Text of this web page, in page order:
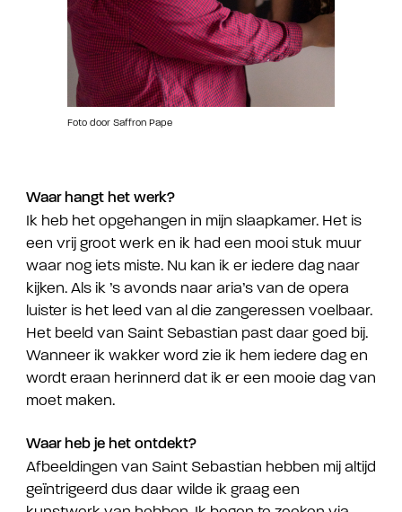
Foto door Saffron Pape
Waar hangt het werk?
Ik heb het opgehangen in mijn slaapkamer. Het is
een vrij groot werk en ik had een mooi stuk muur
waar nog iets miste. Nu kan ik er iedere dag naar
kijken. Als ik ’s avonds naar aria’s van de opera
luister is het leed van al die zangeressen voelbaar.
Het beeld van Saint Sebastian past daar goed bij.
Wanneer ik wakker word zie ik hem iedere dag en
wordt eraan herinnerd dat ik er een mooie dag van
moet maken.
Waar heb je het ontdekt?
Afbeeldingen van Saint Sebastian hebben mij altijd
geïntrigeerd dus daar wilde ik graag een